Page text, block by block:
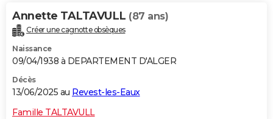
Annette TALTAVULL (87 ans)
Créer une cagnotte obsèques
Naissance
09/04/1938 à DEPARTEMENT D'ALGER
Décès
13/06/2025 au Revest-les-Eaux
Famille TALTAVULL